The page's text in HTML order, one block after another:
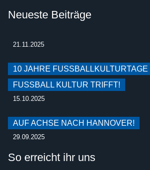
Neueste Beiträge
21.11.2025
10 JAHRE FUSSBALLKULTURTAGE
USSBALL KULTUR TRIFFT!
15.10.2025
AUF ACHSE NACH HANNOVER!
29.09.2025
So erreicht ihr uns